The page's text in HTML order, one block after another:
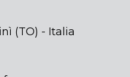
(TO) - Italia